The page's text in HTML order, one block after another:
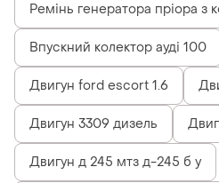
Ремінь генератора пріора з
Впускний колектор ауді 100
Двигун ford escort 1.6
Двигун 3309 дизель
Двигун д 245 мтз д-245 б у